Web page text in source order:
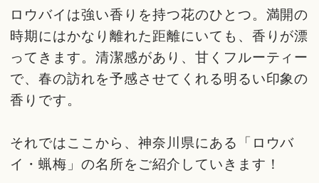
ロウバイは強い香りを持つ花のひとつ。満開の
時期にはかなり離れた距離にいても、香りが漂
ってきます。清潔感があり、甘くフルーティー
で、春の訪れを予感させてくれる明るい印象の
香りです。
それではここから、神奈川県にある「ロウバ
イ・蝋梅」の名所をご紹介していきます！